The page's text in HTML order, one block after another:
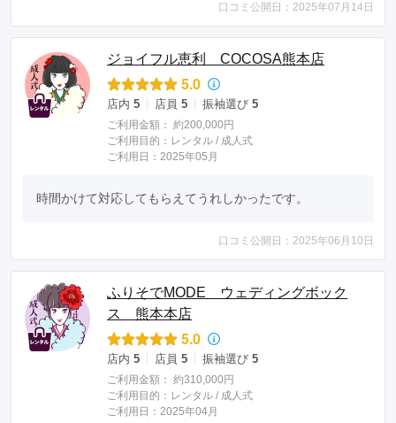
口コミ公開日：2025年07月14日
ジョイフル恵利 COCOSA熊本店
5.0
店内 5 店員 5 振袖選び 5
ご利用金額： 約200,000円
ご利用目的： レンタル / 成人式
ご利用日：2025年05月
時間かけて対応してもらえてうれしかったです。
口コミ公開日：2025年06月10日
ふりそでMODE ウェディングボック
ス 熊本本店
5.0
店内 5 店員 5 振袖選び 5
ご利用金額： 約310,000円
ご利用目的： レンタル / 成人式
ご利用日：2025年04月